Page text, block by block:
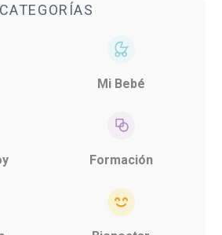
CATEGORÍAS
Mi Bebé
Formación